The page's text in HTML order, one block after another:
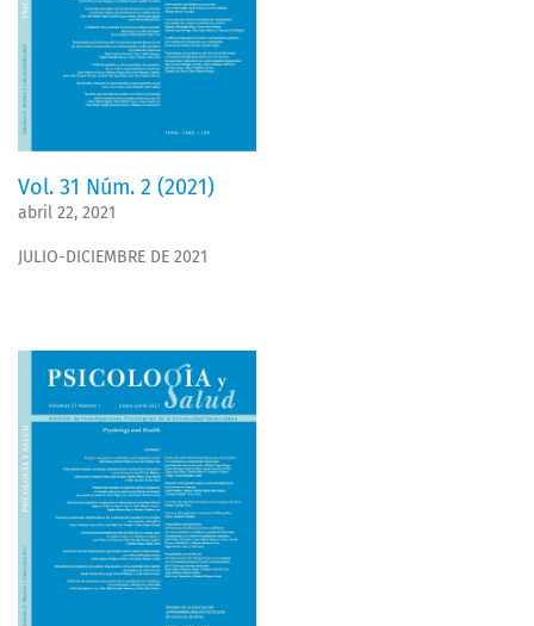
Vol. 31 Núm. 2 (2021)
abril 22, 2021
JULIO-DICIEMBRE DE 2021